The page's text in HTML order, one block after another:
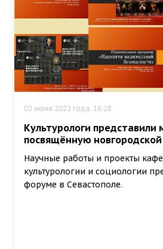
02 июня 2022 года, 16:28
Культурологи
посвящённую
Научные работы и проекты
культурологии и социологии
форуме в Севастополе.